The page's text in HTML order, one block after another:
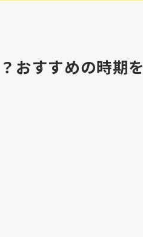
おすすめの時期を